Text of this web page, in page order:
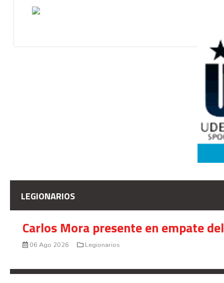
LEGIONARIOS
Carlos Mora presente en empate
06 Ago 2026 Legionarios